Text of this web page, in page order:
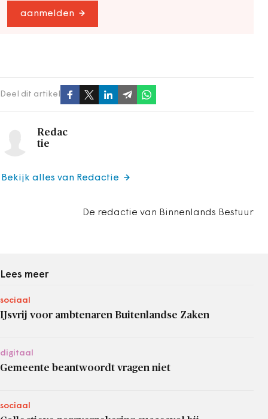
aanmelden
Deel dit artikel
Redac
tie
De redactie van Binnenlands Bestuur
Bekijk alles van Redactie
Lees meer
sociaal
IJsvrij voor ambtenaren Buitenlandse Zaken
digitaal
Gemeente beantwoordt vragen niet
sociaal